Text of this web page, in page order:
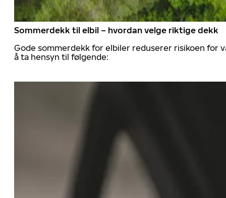
Sommerdekk til elbil – hvordan velge riktige dekk
Gode sommerdekk for elbiler reduserer risikoen for
å ta hensyn til følgende: